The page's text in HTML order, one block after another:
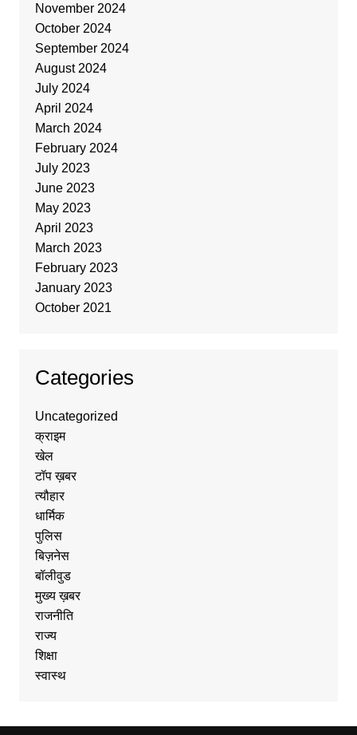
November 2024
October 2024
September 2024
August 2024
July 2024
April 2024
March 2024
February 2024
July 2023
June 2023
May 2023
April 2023
March 2023
February 2023
January 2023
October 2021
Categories
Uncategorized
क्राइम
खेल
टॉप ख़बर
त्यौहार
धार्मिक
पुलिस
बिज़नेस
बॉलीवुड
मुख्य ख़बर
राजनीति
राज्य
शिक्षा
स्वास्थ